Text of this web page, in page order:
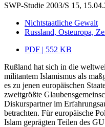
SWP-Studie 2003/S 15,
Nichtstaatliche Gewalt
Russland, Osteuropa,
PDF | 552 KB
Rußland hat sich in die
militantem Islamismus als
es zu jenen europäischen
zweitgrößte
Diskurspartner im
betrachten. Für europäische
Islam geprägten Teilen des